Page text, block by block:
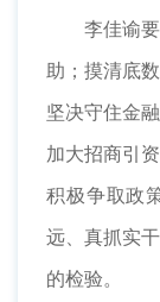
李佳谕要
助；摸清底
坚决守住金
加大招商引
积极争取政
远、真抓实
的检验。